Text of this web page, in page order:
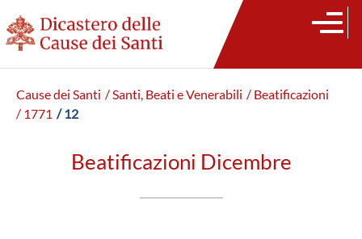
Cause dei Santi / Santi, Beati e Venerabili / Beatificazioni
/ 1771 / 12
Beatificazioni Dicembre